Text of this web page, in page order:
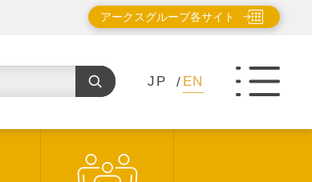
アークスグループ各サイト
JP EN